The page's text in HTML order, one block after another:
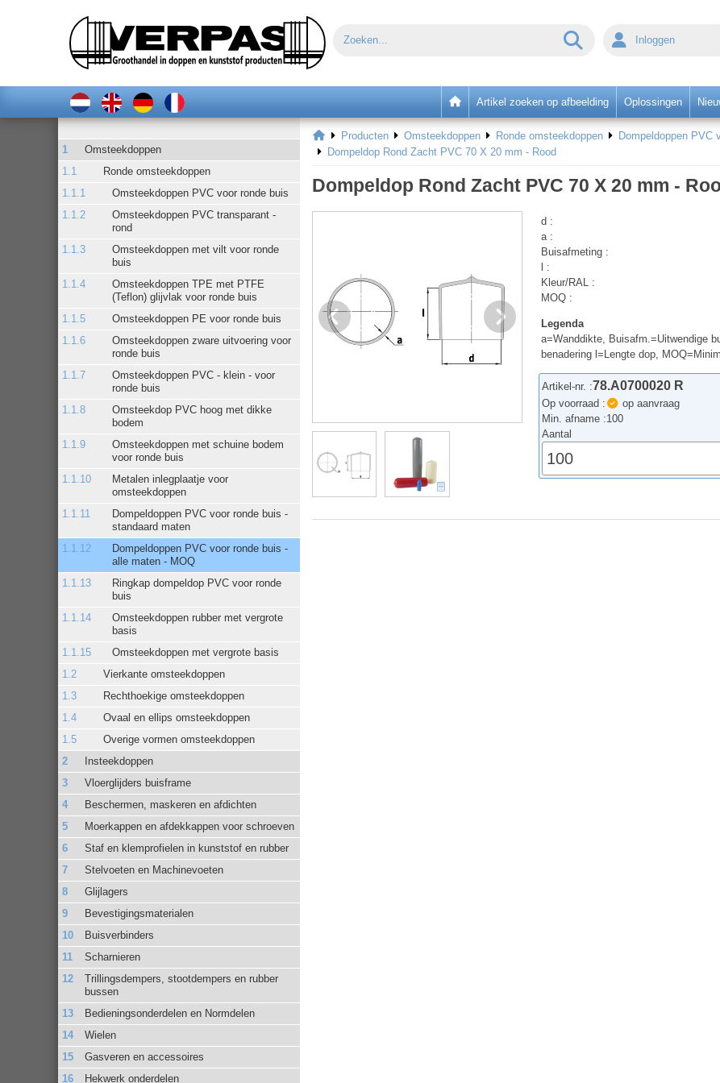
Inloggen
Artikel zoeken op afbeelding Oplossingen
Omsteekdoppen
Ronde omsteekdoppen
Omsteekdoppen PVC voor ronde buis
Omsteekdoppen PVC transparant -
rond
Omsteekdoppen met vilt voor ronde
buis
Omsteekdoppen TPE met PTFE
(Teflon) glijvlak voor ronde buis
Omsteekdoppen PE voor ronde buis
Omsteekdoppen zware uitvoering voor
ronde buis
Omsteekdoppen PVC - klein - voor
ronde buis
Omsteekdop PVC hoog met dikke
bodem
Omsteekdoppen met schuine bodem
voor ronde buis
Metalen inlegplaatje voor
omsteekdoppen
Dompeldoppen PVC voor ronde buis -
standaard maten
Dompeldoppen PVC voor ronde buis -
alle maten - MOQ
Ringkap dompeldop PVC voor ronde
buis
Omsteekdoppen rubber met vergrote
basis
Omsteekdoppen met vergrote basis
Vierkante omsteekdoppen
Rechthoekige omsteekdoppen
Ovaal en ellips omsteekdoppen
Overige vormen omsteekdoppen
Insteekdoppen
Vloerglijders buisframe
Beschermen, maskeren en afdichten
Moerkappen en afdekkappen voor schroeven
Staf en klemprofielen in kunststof en rubber
Stelvoeten en Machinevoeten
Glijlagers
Bevestigingsmaterialen
Buisverbinders
Scharnieren
Trillingsdempers, stootdempers en rubber
bussen
Bedieningsonderdelen en Normdelen
Wielen
Gasveren en accessoires
Hekwerk onderdelen
Producten Omsteekdoppen Ronde omsteekdoppen
Dompeldoppen PVC
Dompeldop Rond Zacht PVC 70 X 20 mm - Rood
Dompeldop Rond Zacht PVC 70 X 20 mm -
d :
a :
Buisafmeting :
l :
Kleur/RAL :
MOQ :
Legenda
a=Wanddikte, Buisafm.=Uitwendige
benadering l=Lengte dop,
Artikel-nr. :78.A0700020 R
Op voorraad :
op aanvraag
Min. afname :100
Aantal